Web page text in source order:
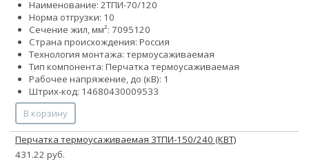
Наименование: 2ТПИ-70/120
Норма отгрузки: 10
Сечение жил, мм²: 7095120
Страна происхождения: Россия
Технология монтажа: термоусаживаемая
Тип компонента: Перчатка термоусаживаемая
Рабочее напряжение, до (кВ): 1
Штрих-код: 14680430009533
В корзину
Перчатка термоусаживаемая 3ТПИ-150/240 (КВТ)
431.22 руб.